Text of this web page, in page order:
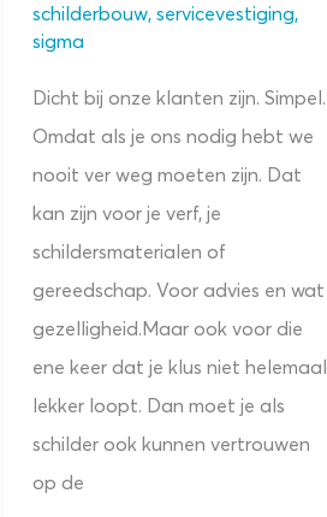
schilderbouw, servicevestiging,
sigma
Dicht bij onze klanten zijn. Simpel.
Omdat als je ons nodig hebt we
nooit ver weg moeten zijn. Dat
kan zijn voor je verf, je
schildersmaterialen of
gereedschap. Voor advies en wat
gezelligheid.Maar ook voor die
ene keer dat je klus niet helemaal
lekker loopt. Dan moet je als
schilder ook kunnen vertrouwen
op de